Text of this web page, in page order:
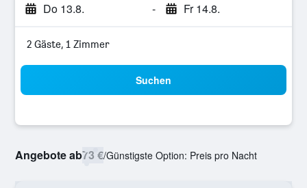
Do 13.8. - Fr 14.8.
2 Gäste, 1 Zimmer
Suchen
Angebote ab73 €/Günstigste Option: Preis pro Nacht